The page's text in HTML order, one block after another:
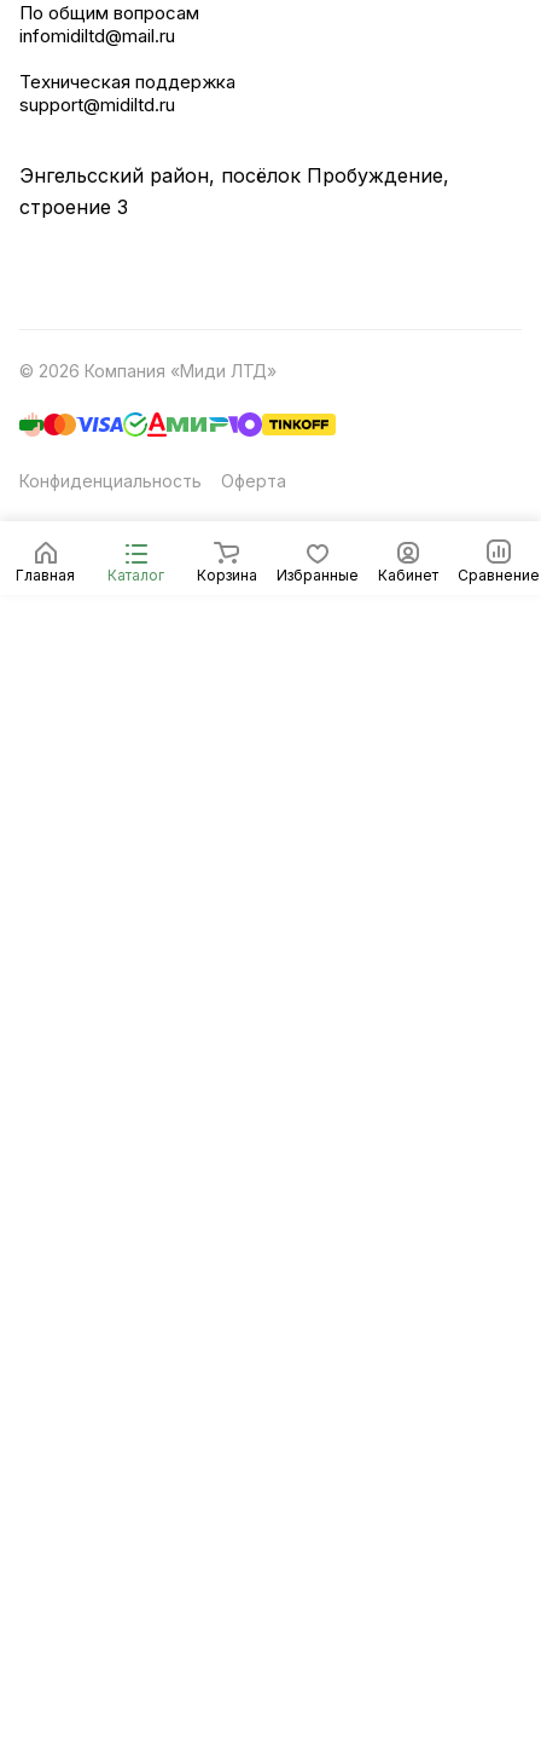
Главная Каталог Корзина Избранные Кабинет Сравнение
По общим вопросам
infomidiltd@mail.ru
Техническая поддержка
support@midiltd.ru
Энгельсский район, посёлок Пробуждение,
строение 3
© 2026 Компания «Миди ЛТД»
Конфиденциальность Оферта